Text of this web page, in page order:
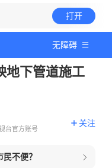
打开
无障碍
地下管道施工
台官方账号
关注
不便？